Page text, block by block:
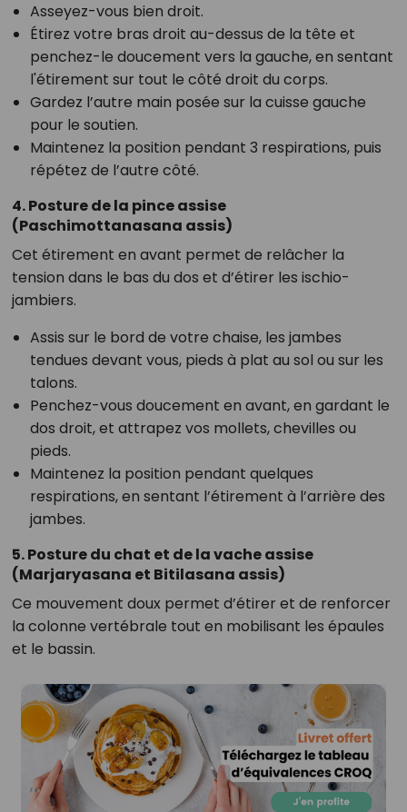
Asseyez-vous bien droit.
Étirez votre bras droit au-dessus de la tête et
penchez-le doucement vers la gauche, en sentant
l'étirement sur tout le côté droit du corps.
Gardez l’autre main posée sur la cuisse gauche
pour le soutien.
Maintenez la position pendant 3 respirations, puis
répétez de l’autre côté.
4. Posture de la pince assise
(Paschimottanasana assis)
Cet étirement en avant permet de relâcher la
tension dans le bas du dos et d’étirer les ischio-
jambiers.
Assis sur le bord de votre chaise, les jambes
tendues devant vous, pieds à plat au sol ou sur les
talons.
Penchez-vous doucement en avant, en gardant le
dos droit, et attrapez vos mollets, chevilles ou
pieds.
Maintenez la position pendant quelques
respirations, en sentant l’étirement à l’arrière des
jambes.
5. Posture du chat et de la vache assise
(Marjaryasana et Bitilasana assis)
Ce mouvement doux permet d’étirer et de renforcer
la colonne vertébrale tout en mobilisant les épaules
et le bassin.